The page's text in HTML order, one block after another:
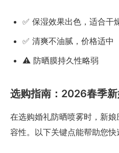
✅ 保湿效果出色，适合干
✅ 清爽不油腻，价格适中
⚠️ 防晒膜持久性略弱
选购指南：2026春季
在选购婚礼防晒喷雾时，新
容性。以下关键点能帮助您快